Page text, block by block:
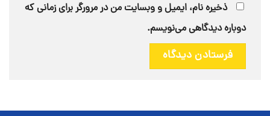
ذخیره نام، ایمیل و وبسایت من در مرورگر برای زمانی که
دوباره دیدگاهی می‌نویسم.